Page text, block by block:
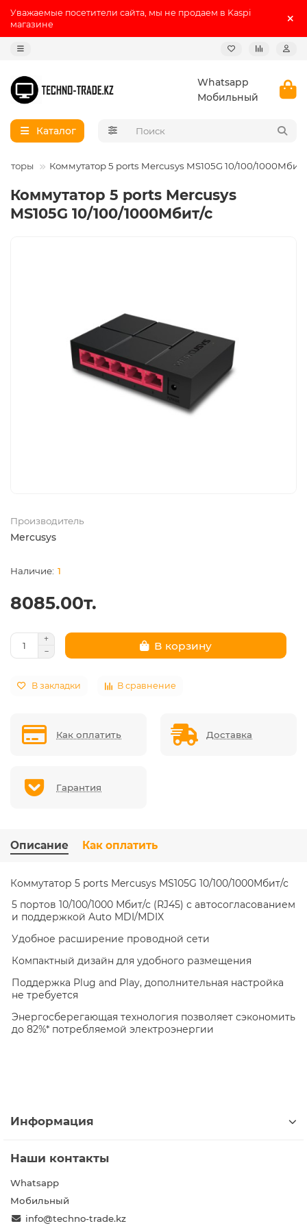
Уважаемые посетители сайта, мы не продаем в Kaspi
магазине
Whatsapp
Мобильный
Каталог
Коммутатор 5 ports Mercusys MS105G 10/100/1000Мбит/
Коммутатор 5 ports Mercusys
MS105G 10/100/1000Мбит/с
Производитель
Mercusys
1
8085.00т.
В корзину
В закладки В сравнение
Как оплатить Доставка
Гарантия
Описание Как оплатить
Коммутатор 5 ports Mercusys MS105G 10/100/1000Мбит/с
5 портов 10/100/1000 Мбит/с (RJ45) с автосогласованием
и поддержкой Auto MDI/MDIX
Удобное расширение проводной сети
Компактный дизайн для удобного размещения
Поддержка Plug and Play, дополнительная настройка
не требуется
Энергосберегающая технология позволяет сэкономить
до 82%* потребляемой электроэнергии
Информация
Наши контакты
Whatsapp
Мобильный
info@techno-trade.kz